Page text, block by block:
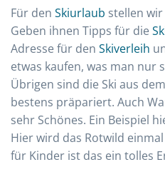
Für den Skiurlaub stellen
Geben ihnen Tipps für die
Adresse für den Skiverleih
etwas kaufen, was man nur
Übrigen sind die Ski aus
bestens präpariert. Auch
sehr Schönes. Ein Beispiel
Hier wird das Rotwild
für Kinder ist das ein tolles